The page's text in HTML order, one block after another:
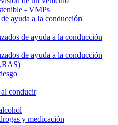
- VMPs
ayuda a la conducción
de ayuda a la conducción
de ayuda a la conducción
conducir
y medicación